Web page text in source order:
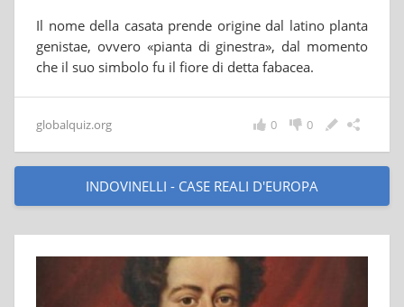
Il nome della casata prende origine dal latino planta
genistae, ovvero «pianta di ginestra», dal momento
che il suo simbolo fu il fiore di detta fabacea.
globalquiz.org 0
0
INDOVINELLI - CASE REALI D'EUROPA